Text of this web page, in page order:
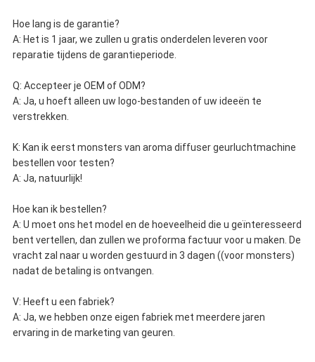
Hoe lang is de garantie?
A: Het is 1 jaar, we zullen u gratis onderdelen leveren voor
reparatie tijdens de garantieperiode.
Q: Accepteer je OEM of ODM?
A: Ja, u hoeft alleen uw logo-bestanden of uw ideeën te
verstrekken.
K: Kan ik eerst monsters van aroma diffuser geurluchtmachine
bestellen voor testen?
A: Ja, natuurlijk!
Hoe kan ik bestellen?
A: U moet ons het model en de hoeveelheid die u geïnteresseerd
bent vertellen, dan zullen we proforma factuur voor u maken. De
vracht zal naar u worden gestuurd in 3 dagen ((voor monsters)
nadat de betaling is ontvangen.
V: Heeft u een fabriek?
A: Ja, we hebben onze eigen fabriek met meerdere jaren
ervaring in de marketing van geuren.